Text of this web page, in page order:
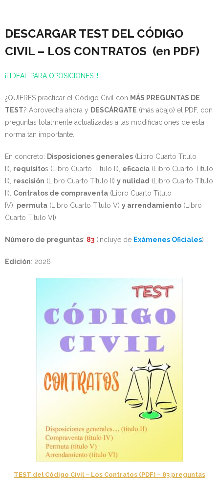
DESCARGAR TEST DEL CÓDIGO
CIVIL – LOS CONTRATOS (en PDF)
¡¡ IDEAL PARA OPOSICIONES !!
¿QUIERES practicar el Código Civil con MÁS PREGUNTAS DE
TEST? Aprovecha ahora y DESCÁRGATE (más abajo) el PDF, con
preguntas totalmente actualizadas a las modificaciones de esta
norma tan importante.
En concreto: Disposiciones generales (Libro Cuarto Título
II), requisitos (Libro Cuarto Título II), eficacia (Libro Cuarto Título
II), rescisión (Libro Cuarto Título II) y nulidad (Libro Cuarto Título
II). Contratos de compraventa (Libro Cuarto Título
IV), permuta (Libro Cuarto Título V) y arrendamiento (Libro
Cuarto Título VI).
Número de preguntas: 83 (incluye de Exámenes Oficiales)
Edición: 2026
TEST del Código Civil – Los Contratos (PDF) – 83 preguntas